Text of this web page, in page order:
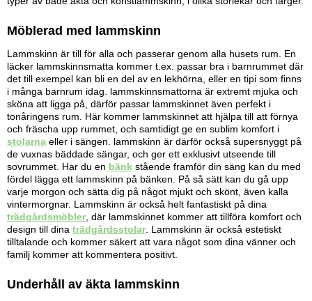
Möblerad med lammskinn
Lammskinn är till för alla och passerar genom alla husets rum. En
läcker lammskinnsmatta kommer t.ex. passar bra i barnrummet där
det till exempel kan bli en del av en lekhörna, eller en tipi som finns
i många barnrum idag. lammskinnsmattorna är extremt mjuka och
sköna att ligga på, därför passar lammskinnet även perfekt i
tonåringens rum. Här kommer lammskinnet att hjälpa till att förnya
och fräscha upp rummet, och samtidigt ge en sublim komfort i
stolarna eller i sängen. lammskinn är därför också supersnyggt på
de vuxnas bäddade sängar, och ger ett exklusivt utseende till
sovrummet. Har du en bänk stående framför din säng kan du med
fördel lägga ett lammskinn på bänken. På så sätt kan du gå upp
varje morgon och sätta dig på något mjukt och skönt, även kalla
vintermorgnar. Lammskinn är också helt fantastiskt på dina
trädgårdsmöbler, där lammskinnet kommer att tillföra komfort och
design till dina trädgårdsstolar. Lammskinn är också estetiskt
tilltalande och kommer säkert att vara något som dina vänner och
familj kommer att kommentera positivt.
Underhåll av äkta lammskinn